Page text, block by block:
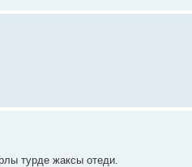
турде жаксы отеди.